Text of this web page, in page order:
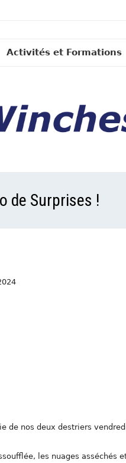
Activités et Formations
de Surprises !
de nos deux destriers
les nuages